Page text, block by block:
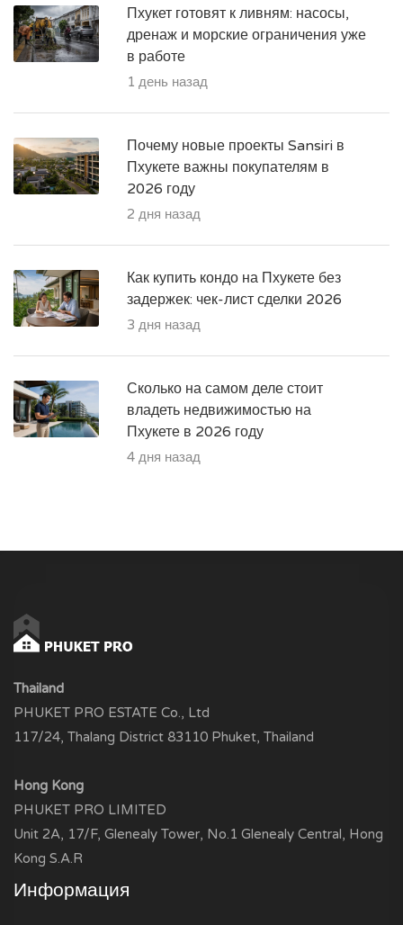
Пхукет готовят к ливням: насосы,
дренаж и морские ограничения уже
в работе
1 день назад
Почему новые проекты Sansiri в
Пхукете важны покупателям в
2026 году
2 дня назад
Как купить кондо на Пхукете без
задержек: чек-лист сделки 2026
3 дня назад
Сколько на самом деле стоит
владеть недвижимостью на
Пхукете в 2026 году
4 дня назад
Thailand
PHUKET PRO ESTATE Co., Ltd
117/24, Thalang District 83110 Phuket, Thailand
Hong Kong
PHUKET PRO LIMITED
Unit 2A, 17/F, Glenealy Tower, No.1 Glenealy Central, Hong
Kong S.A.R
Информация